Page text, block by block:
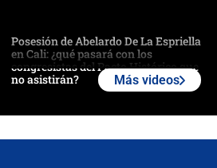
Posesión de Abelardo De La Espriella
en Cali: ¿qué pasará con los
congresistas del Pacto Histórico que
no asistirán?
Más videos